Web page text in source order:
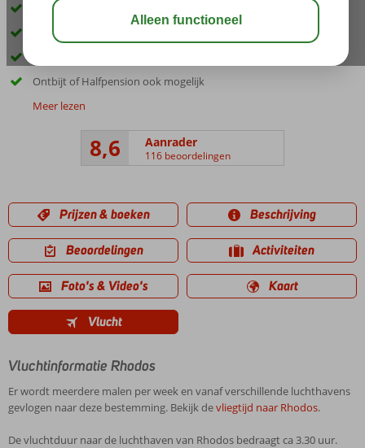
Kleinschalig en gastvrij complex
In Trianda en vlak bij het strand
Ontbijt of Halfpension ook mogelijk
Meer lezen
8,6 Aanrader
116 beoordelingen
Prijzen & boeken Beschrijving
Beoordelingen Activiteiten
Foto's & Video's Kaart
Vlucht
Vluchtinformatie Rhodos
Er wordt meerdere malen per week en vanaf verschillende luchthavens
gevlogen naar deze bestemming. Bekijk devliegtijd naar Rhodos.
De vluchtduur naar de luchthaven van Rhodos bedraagt ca 3.30 uur.